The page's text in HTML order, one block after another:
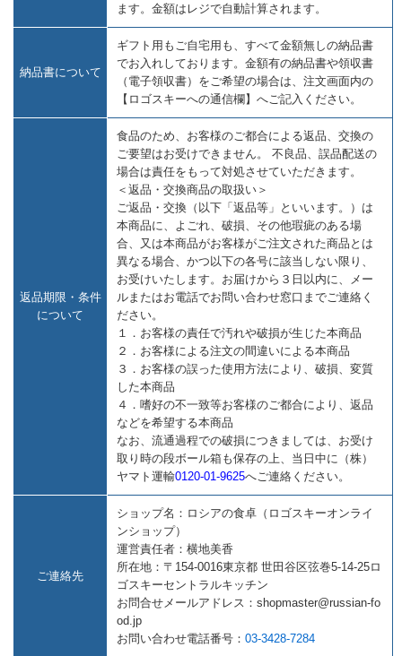
ます。金額はレジで自動計算されます。
納品書について
ギフト用もご自宅用も、すべて金額無しの納品書
でお入れしております。金額有の納品書や領収書
（電子領収書）をご希望の場合は、注文画面内の
【ロゴスキーへの通信欄】へご記入ください。
返品期限・条件
について
食品のため、お客様のご都合による返品、交換の
ご要望はお受けできません。 不良品、誤品配送の
場合は責任をもって対処させていただきます。
＜返品・交換商品の取扱い＞
ご返品・交換（以下「返品等」といいます。）は
本商品に、よごれ、破損、その他瑕疵のある場
合、又は本商品がお客様がご注文された商品とは
異なる場合、かつ以下の各号に該当しない限り、
お受けいたします。お届けから３日以内に、メー
ルまたはお電話でお問い合わせ窓口までご連絡く
ださい。
１．お客様の責任で汚れや破損が生じた本商品
２．お客様による注文の間違いによる本商品
３．お客様の誤った使用方法により、破損、変質
した本商品
４．嗜好の不一致等お客様のご都合により、返品
などを希望する本商品
なお、流通過程での破損につきましては、お受け
取り時の段ボール箱も保存の上、当日中に（株）
ヤマト運輸0120-01-9625へご連絡ください。
ご連絡先
ショップ名：ロシアの食卓（ロゴスキーオンライ
ンショップ）
運営責任者：横地美香
所在地：〒154-0016東京都 世田谷区弦巻5-14-25ロ
ゴスキーセントラルキッチン
お問合せメールアドレス：shopmaster@russian-fo
od.jp
お問い合わせ電話番号：03-3428-7284